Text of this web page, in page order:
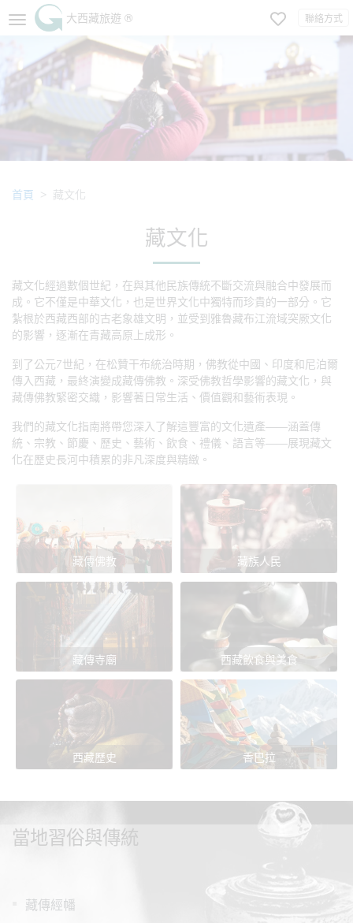
大西藏旅遊 ® 聯絡方式
首頁 藏文化
藏文化
藏文化經過數個世紀，在與其他民族傳統不斷交流與融合中發展而
成。它不僅是中華文化，也是世界文化中獨特而珍貴的一部分。它
紮根於西藏西部的古老象雄文明，並受到雅魯藏布江流域突厥文化
的影響，逐漸在青藏高原上成形。
到了公元7世紀，在松贊干布統治時期，佛教從中國、印度和尼泊爾
傳入西藏，最終演變成藏傳佛教。深受佛教哲學影響的藏文化，與
藏傳佛教緊密交織，影響著日常生活、價值觀和藝術表現。
我們的藏文化指南將帶您深入了解這豐富的文化遺產——涵蓋傳
統、宗教、節慶、歷史、藝術、飲食、禮儀、語言等——展現藏文
化在歷史長河中積累的非凡深度與精緻。
藏傳佛教 藏族人民
藏傳寺廟 西藏飲食與美食
西藏歷史 香巴拉
當地習俗與傳統
藏傳經幡